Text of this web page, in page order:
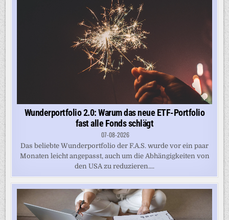
Wunderportfolio 2.0: Warum das neue ETF-Portfolio
fast alle Fonds schlägt
07-08-2026
Das beliebte Wunderportfolio der F.A.S. wurde vor ein paar
Monaten leicht angepasst, auch um die Abhängigkeiten von
den USA zu reduzieren....